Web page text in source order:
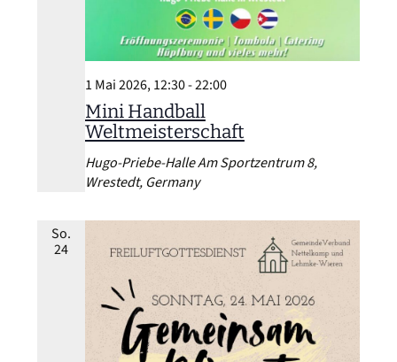
Mini Handball
Weltmeisterschaft
1 Mai 2026, 12:30-22:00
Hugo-Priebe-HalleAm Sportzentrum 8,
Wrestedt, Germany
So.
24